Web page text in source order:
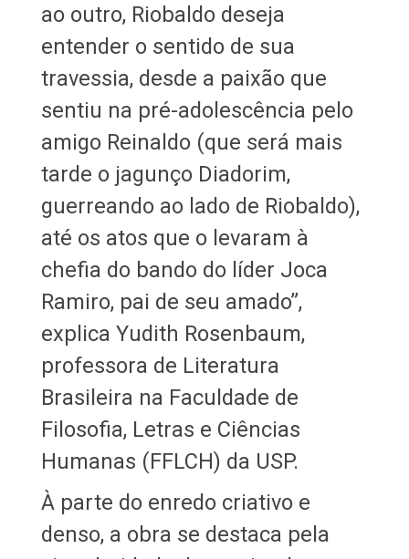
ao outro, Riobaldo deseja
entender o sentido de sua
travessia, desde a paixão que
sentiu na pré-adolescência pelo
amigo Reinaldo (que será mais
tarde o jagunço Diadorim,
guerreando ao lado de Riobaldo),
até os atos que o levaram à
chefia do bando do líder Joca
Ramiro, pai de seu amado”,
explica Yudith Rosenbaum,
professora de Literatura
Brasileira na Faculdade de
Filosofia, Letras e Ciências
Humanas (FFLCH) da USP.
À parte do enredo criativo e
denso, a obra se destaca pela